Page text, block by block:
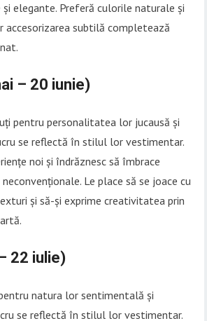
și elegante. Preferă culorile naturale și
accesorizarea subtilă completează
– 20 iunie)
pentru personalitatea lor jucausă și
se reflectă în stilul lor vestimentar.
noi și îndrăznesc să îmbrace
Le place să se joace cu
și să-și exprime creativitatea prin
22 iulie)
natura lor sentimentală și
se reflectă în stilul lor vestimentar.